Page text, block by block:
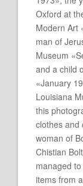
Oxford at
Modern Art
man of
Museum
and a child
«January
Louisiana
this
clothes and
woman of
Chistian
managed
items from